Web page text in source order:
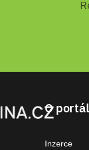
O
Inzerce